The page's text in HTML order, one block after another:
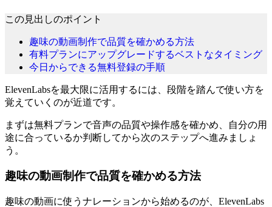
この見出しのポイント
趣味の動画制作で品質を確かめる方法
有料プランにアップグレードするベストなタイミング
今日からできる無料登録の手順
ElevenLabsを最大限に活用するには、段階を踏んで使い方を
覚えていくのが近道です。
まずは無料プランで音声の品質や操作感を確かめ、自分の用
途に合っているか判断してから次のステップへ進みましょ
う。
趣味の動画制作で品質を確かめる方法
趣味の動画に使うナレーションから始めるのが、ElevenLabs